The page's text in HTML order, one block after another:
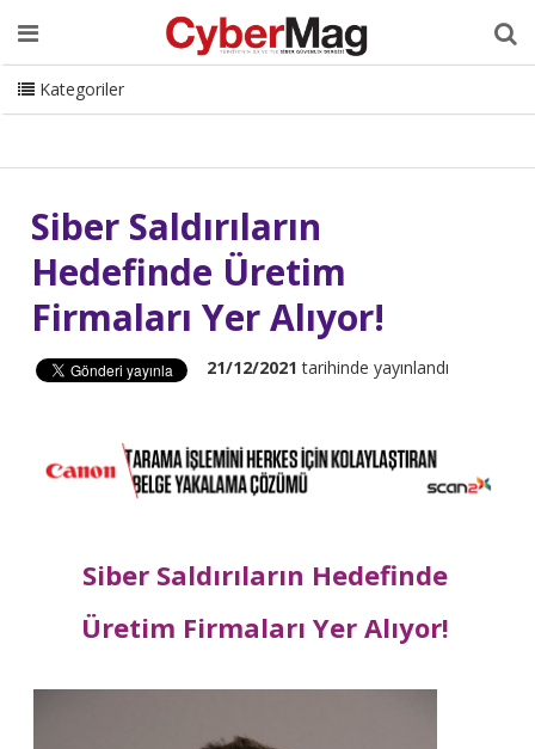
Ana Sayfa Hakkımızda Dergi Editörden
Danışmanlık
ISC Turkey Sizden Gelenler
İletişim
CyberMag Logo
Kategoriler
Siber Saldırıların
Hedefinde Üretim
Firmaları Yer Alıyor!
21/12/2021 tarihinde yayınlandı
Siber Saldırıların Hedefinde
Üretim Firmaları Yer Alıyor!